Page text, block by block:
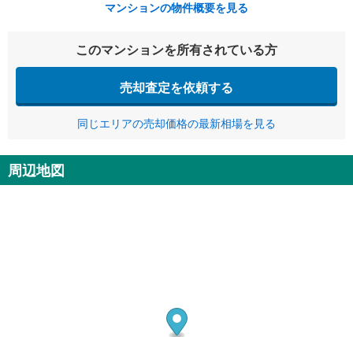
マンションの物件概要を見る
このマンションを所有されている方
売却査定を依頼する
同じエリアの売却価格の最新相場を見る
周辺地図